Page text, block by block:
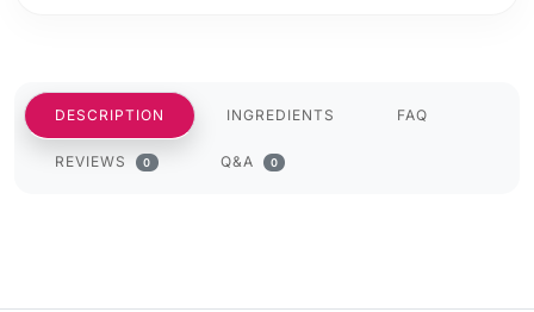
DESCRIPTION INGREDIENTS FAQ
REVIEWS 0 Q&A 0